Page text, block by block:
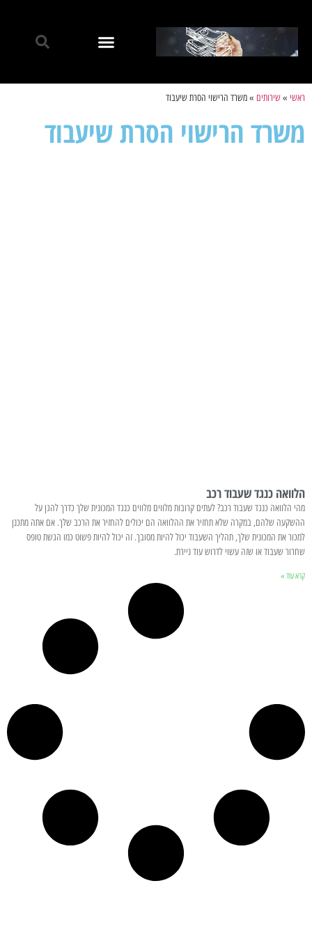
ראשי »שירותים »משרד הרישוי הסרת שיעבוד
משרד הרישוי הסרת שיעבוד
הלוואה כנגד שעבוד רכב
מהי הלוואה כנגד שעבוד רכב? לעתים קרובות מלווים מלווים כנגד המכונית שלך כדרך להגן על
ההשקעה שלהם, במקרה שלא תחזיר את ההלוואה הם יכולים להחזיר את הרכב שלך. אם אתה מתכנן
למכור את המכונית שלך, תהליך השעבוד יכול להיות מסובך. זה יכול להיות פשוט כמו הגשת טופס
שחרור שעבוד או שזה עשוי לדרוש עוד ניירת.
קרא עוד »